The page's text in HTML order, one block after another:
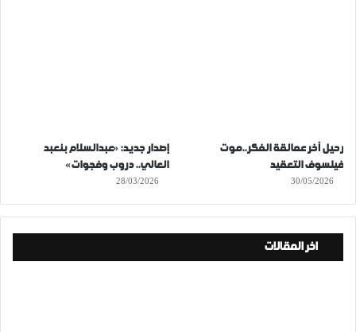
رحيل آخر عمالقة الفكر..موت
فيلسوف التعقيد
30/05/2026
إصدار جديد: «عبدالسلام بنعبد
العالي.. دروب وفجوات»
28/03/2026
اخر المقالات